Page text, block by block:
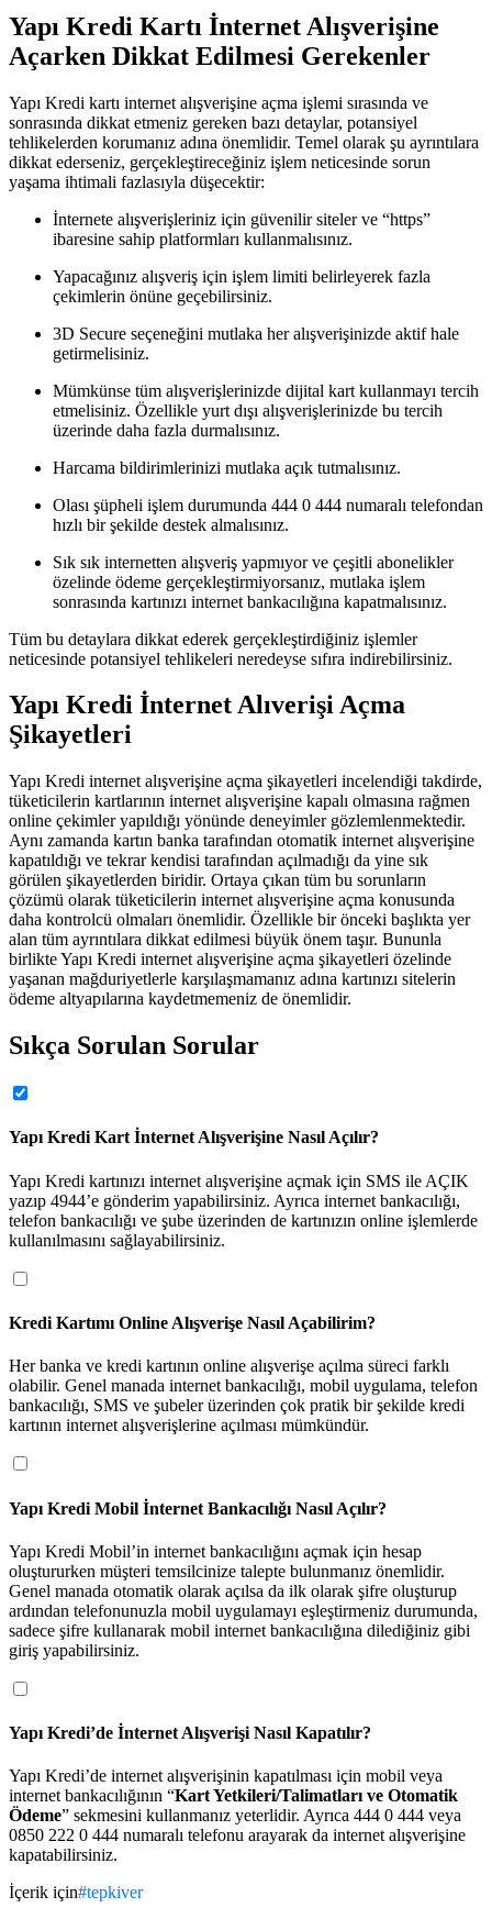
Yapı Kredi Kartı İnternet Alışverişine
Açarken Dikkat Edilmesi Gerekenler
Yapı Kredi kartı internet alışverişine açma işlemi sırasında ve
sonrasında dikkat etmeniz gereken bazı detaylar, potansiyel
tehlikelerden korumanız adına önemlidir. Temel olarak şu ayrıntılara
dikkat ederseniz, gerçekleştireceğiniz işlem neticesinde sorun
yaşama ihtimali fazlasıyla düşecektir:
İnternete alışverişleriniz için güvenilir siteler ve “https”
ibaresine sahip platformları kullanmalısınız.
Yapacağınız alışveriş için işlem limiti belirleyerek fazla
çekimlerin önüne geçebilirsiniz.
3D Secure seçeneğini mutlaka her alışverişinizde aktif hale
getirmelisiniz.
Mümkünse tüm alışverişlerinizde dijital kart kullanmayı tercih
etmelisiniz. Özellikle yurt dışı alışverişlerinizde bu tercih
üzerinde daha fazla durmalısınız.
Harcama bildirimlerinizi mutlaka açık tutmalısınız.
Olası şüpheli işlem durumunda 444 0 444 numaralı telefondan
hızlı bir şekilde destek almalısınız.
Sık sık internetten alışveriş yapmıyor ve çeşitli abonelikler
özelinde ödeme gerçekleştirmiyorsanız, mutlaka işlem
sonrasında kartınızı internet bankacılığına kapatmalısınız.
Tüm bu detaylara dikkat ederek gerçekleştirdiğiniz işlemler
neticesinde potansiyel tehlikeleri neredeyse sıfıra indirebilirsiniz.
Yapı Kredi İnternet Alıverişi Açma
Şikayetleri
Yapı Kredi internet alışverişine açma şikayetleri incelendiği takdirde,
tüketicilerin kartlarının internet alışverişine kapalı olmasına rağmen
online çekimler yapıldığı yönünde deneyimler gözlemlenmektedir.
Aynı zamanda kartın banka tarafından otomatik internet alışverişine
kapatıldığı ve tekrar kendisi tarafından açılmadığı da yine sık
görülen şikayetlerden biridir. Ortaya çıkan tüm bu sorunların
çözümü olarak tüketicilerin internet alışverişine açma konusunda
daha kontrolcü olmaları önemlidir. Özellikle bir önceki başlıkta yer
alan tüm ayrıntılara dikkat edilmesi büyük önem taşır. Bununla
birlikte Yapı Kredi internet alışverişine açma şikayetleri özelinde
yaşanan mağduriyetlerle karşılaşmamanız adına kartınızı sitelerin
ödeme altyapılarına kaydetmemeniz de önemlidir.
Sıkça Sorulan Sorular
Yapı Kredi Kart İnternet Alışverişine Nasıl Açılır?
Yapı Kredi kartınızı internet alışverişine açmak için SMS ile AÇIK
yazıp 4944’e gönderim yapabilirsiniz. Ayrıca internet bankacılığı,
telefon bankacılığı ve şube üzerinden de kartınızın online işlemlerde
kullanılmasını sağlayabilirsiniz.
Kredi Kartımı Online Alışverişe Nasıl Açabilirim?
Her banka ve kredi kartının online alışverişe açılma süreci farklı
olabilir. Genel manada internet bankacılığı, mobil uygulama, telefon
bankacılığı, SMS ve şubeler üzerinden çok pratik bir şekilde kredi
kartının internet alışverişlerine açılması mümkündür.
Yapı Kredi Mobil İnternet Bankacılığı Nasıl Açılır?
Yapı Kredi Mobil’in internet bankacılığını açmak için hesap
oluştururken müşteri temsilcinize talepte bulunmanız önemlidir.
Genel manada otomatik olarak açılsa da ilk olarak şifre oluşturup
ardından telefonunuzla mobil uygulamayı eşleştirmeniz durumunda,
sadece şifre kullanarak mobil internet bankacılığına dilediğiniz gibi
giriş yapabilirsiniz.
Yapı Kredi’de İnternet Alışverişi Nasıl Kapatılır?
Yapı Kredi’de internet alışverişinin kapatılması için mobil veya
internet bankacılığının “Kart Yetkileri/Talimatları ve Otomatik
Ödeme” sekmesini kullanmanız yeterlidir. Ayrıca 444 0 444 veya
0850 222 0 444 numaralı telefonu arayarak da internet alışverişine
kapatabilirsiniz.
İçerik için#tepkiver